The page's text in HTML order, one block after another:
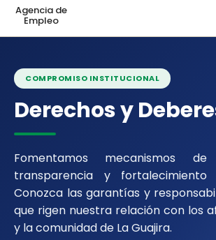
Agencia de
Empleo
COMPROMISO INSTITUCIONAL
Derechos y
Fomentamos mecanismos de
transparencia y fortalecimiento
Conozca las garantías y
que rigen nuestra relación con los
y la comunidad de La Guajira.